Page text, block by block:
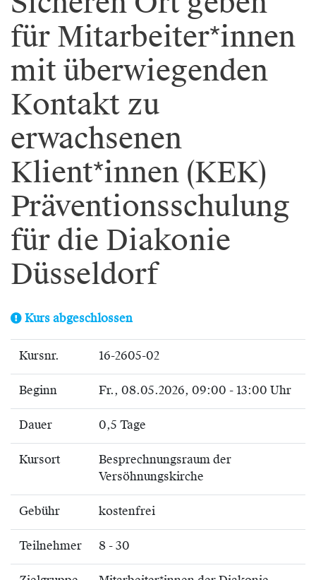
für Mitarbeiter*innen
mit überwiegenden
Kontakt zu
erwachsenen
Klient*innen (KEK)
Präventionsschulung
für die Diakonie
Düsseldorf
Kurs abgeschlossen
Kursnr. 16-2605-02
Beginn Fr., 08.05.2026, 09:00 - 13:00 Uhr
Dauer 0,5 Tage
Kursort
Besprechnungsraum der
Versöhnungskirche
Gebühr kostenfrei
Teilnehmer 8 - 30